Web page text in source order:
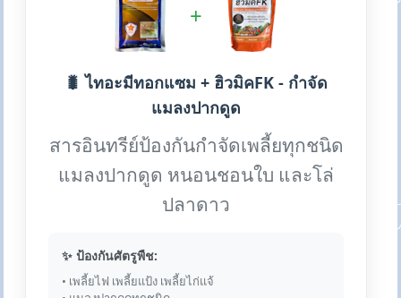
+
🐛 ไทอะมีทอกแซม + ฮิวมิคFK - กำจัด
แมลงปากดูด
สารอินทรีย์ป้องกันกำจัดเพลี้ยทุกชนิด
แมลงปากดูด หนอนชอนใบ และโล่
ปลาดาว
✨ ป้องกันศัตรูพืช:
• เพลี้ยไฟ เพลี้ยแป้ง เพลี้ยไก่แจ้